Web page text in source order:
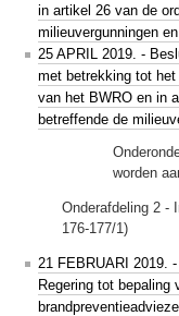
in artikel 26 van de
milieuvergunningen
25 APRIL 2019. -
met betrekking tot
van het BWRO en in
betreffende de
worden
Onderafdeling 2 -
176-177/1)
21 FEBRUARI 2019.
Regering tot bepaling